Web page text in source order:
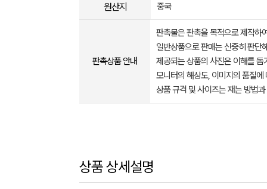
원산지 중국
판촉상품 안내
판촉물은 판촉을 목적으로 제작하
일반상품으로 판매는 신중히 판단
제공되는 상품의 사진은 이해를
모니터의 해상도, 이미지의 품질
상품 규격 및 사이즈는 재는 방법
상품 상세설명